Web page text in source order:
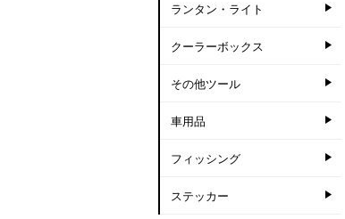
ランタン・ライト
クーラーボックス
その他ツール
車用品
フィッシング
ステッカー